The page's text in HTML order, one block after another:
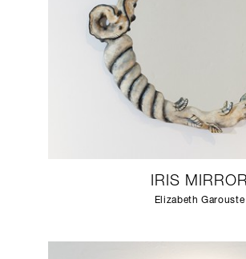
IRIS MIRROR
Elizabeth Garouste